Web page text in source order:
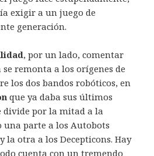
exigir a un juego de
generación.
, por un lado, comentar
remonta a los orígenes de
los dos bandos robóticos, en
que ya daba sus últimos
divide por la mitad a la
una parte a los Autobots
la otra a los Decepticons. Hay
cuenta con un tremendo